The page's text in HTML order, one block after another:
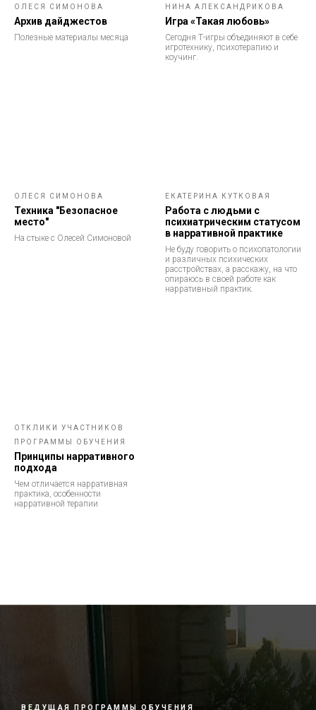
ОЛЕСЯ СИМОНОВА
Архив дайджестов
Полезные материалы месяца
НИНА АЛЕКСАНДРИКОВА
Игра «Такая любовь»
Сегодня Т-игры объединяют в себе
игротехнику, психотерапию и
коучинг.
ОЛЕСЯ СИМОНОВА
Техника "Безопасное
место"
На стыке с Олесей Симоновой
ЕКАТЕРИНА КУТКОВАЯ
Работа с людьми с
психиатрическим статусом
в нарративной практике
Не буду говорить о психопатологии
и различных психических
расстройствах, а расскажу, на что
опираюсь в своей работе как
нарративный практик.
ОТКЛИКИ УЧАСТНИКОВ
ПРОГРАММЫ ОБУЧЕНИЯ
Принципы нарративного
подхода
Чем отличается нарративная
практика, особенности
нарративной терапии
ВЕДУЩАЯ ПРОГРАММЫ ОБУЧЕНИЯ